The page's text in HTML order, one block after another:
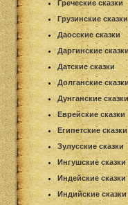
Греческие сказки
Грузинские сказки
Даосские сказки
Даргинские
Датские сказки
Долганские
Дунганские сказки
Еврейские сказки
Египетские сказки
Зулусские сказки
Ингушские сказки
Индейские сказки
Индийские сказки